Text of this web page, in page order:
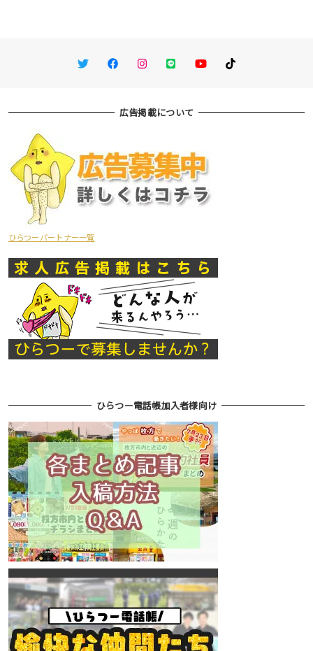
TwitterFacebookInstagram
LINE You TubeTikTok
広告掲載について
ひらつーパートナー一覧
ひらつー電話帳加入者様向け